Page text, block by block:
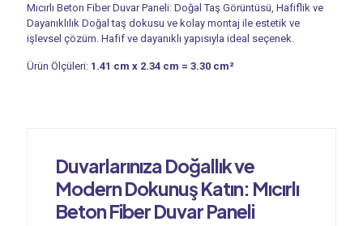
Beton
PC
1406
Mıcırlı Beton Fiber Duvar Paneli: Doğal Taş Görüntüsü, Hafiflik ve
Dayanıklılık Doğal taş dokusu ve kolay montaj ile estetik ve
işlevsel çözüm. Hafif ve dayanıklı yapısıyla ideal seçenek.
Ürün Ölçüleri: 1.41 cm x 2.34 cm = 3.30 cm²
Duvarlarınıza Doğallık ve
Modern Dokunuş Katın: Mıcırlı
Beton Fiber Duvar Paneli